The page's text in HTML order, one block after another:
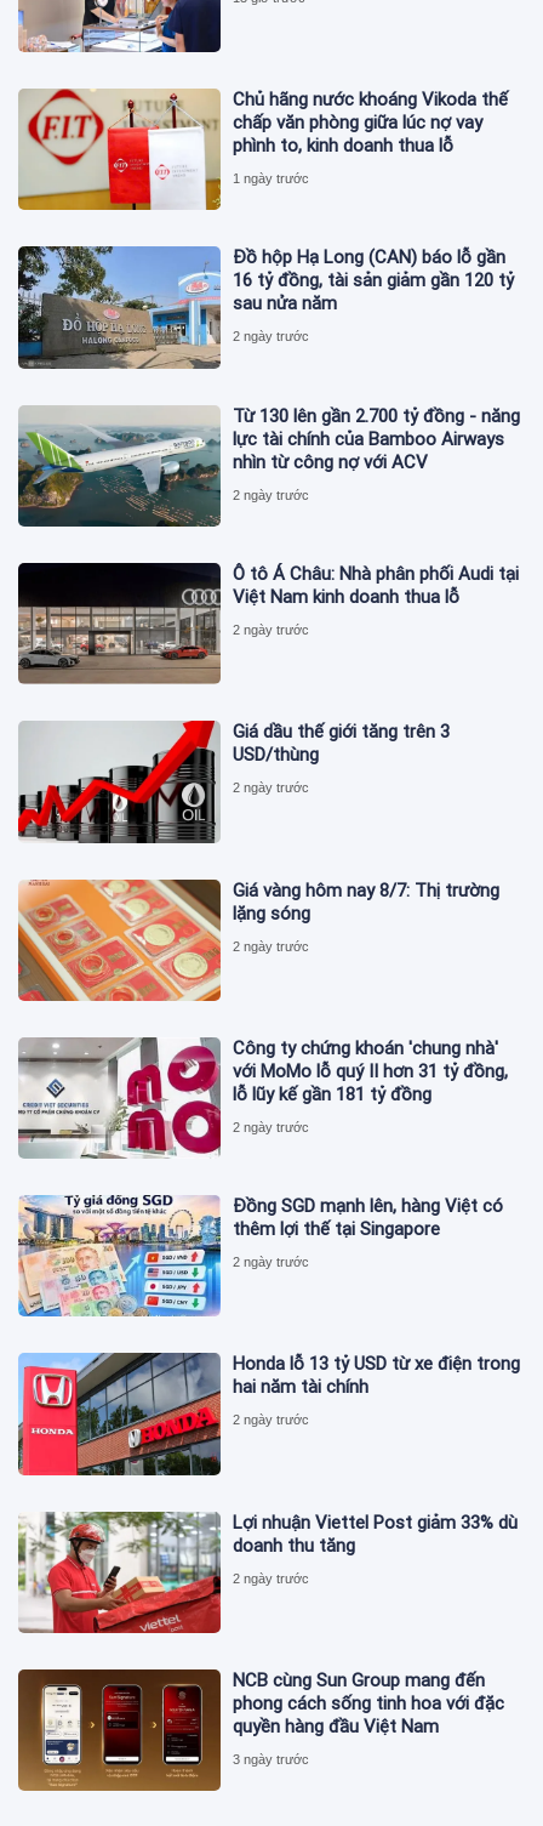
Chủ hãng nước khoáng Vikoda thế
chấp văn phòng giữa lúc nợ vay
phình to, kinh doanh thua lỗ
1 ngày trước
Đồ hộp Hạ Long (CAN) báo lỗ gần
16 tỷ đồng, tài sản giảm gần 120 tỷ
sau nửa năm
2 ngày trước
Từ 130 lên gần 2.700 tỷ đồng - năng
lực tài chính của Bamboo Airways
nhìn từ công nợ với ACV
2 ngày trước
Ô tô Á Châu: Nhà phân phối Audi tại
Việt Nam kinh doanh thua lỗ
2 ngày trước
Giá dầu thế giới tăng trên 3
USD/thùng
2 ngày trước
Giá vàng hôm nay 8/7: Thị trường
lặng sóng
2 ngày trước
Công ty chứng khoán 'chung nhà'
với MoMo lỗ quý II hơn 31 tỷ đồng,
lỗ lũy kế gần 181 tỷ đồng
2 ngày trước
Đồng SGD mạnh lên, hàng Việt có
thêm lợi thế tại Singapore
2 ngày trước
Honda lỗ 13 tỷ USD từ xe điện trong
hai năm tài chính
2 ngày trước
Lợi nhuận Viettel Post giảm 33% dù
doanh thu tăng
2 ngày trước
NCB cùng Sun Group mang đến
phong cách sống tinh hoa với đặc
quyền hàng đầu Việt Nam
3 ngày trước